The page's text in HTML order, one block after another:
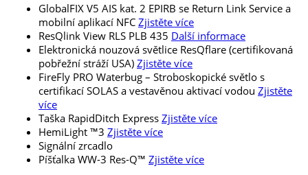
GlobalFIX V5 AIS kat. 2 EPIRB se Return Link Service a
mobilní aplikací NFC Zjistěte více
ResQlink View RLS PLB 435 Další informace
Elektronická nouzová světlice ResQflare (certifikovaná
pobřežní stráží USA) Zjistěte více
FireFly PRO Waterbug – Stroboskopické světlo s
certifikací SOLAS a vestavěnou aktivací vodou Zjistěte
více
Taška RapidDitch Express Zjistěte více
HemiLight ™3 Zjistěte více
Signální zrcadlo
Píšťalka WW-3 Res-Q™ Zjistěte více